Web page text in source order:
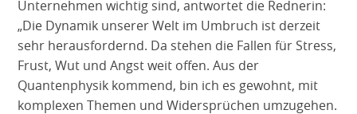
Unternehmen wichtig sind, antwortet die Rednerin:
„Die Dynamik unserer Welt im Umbruch ist derzeit
sehr herausfordernd. Da stehen die Fallen für Stress,
Frust, Wut und Angst weit offen. Aus der
Quantenphysik kommend, bin ich es gewohnt, mit
komplexen Themen und Widersprüchen umzugehen.